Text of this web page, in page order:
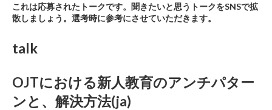
これは応募されたトークです。聞きたいと思うトークをSNSで拡
散しましょう。選考時に参考にさせていただきます。
talk
OJTにおける新人教育のアンチパター
ンと、解決方法(ja)